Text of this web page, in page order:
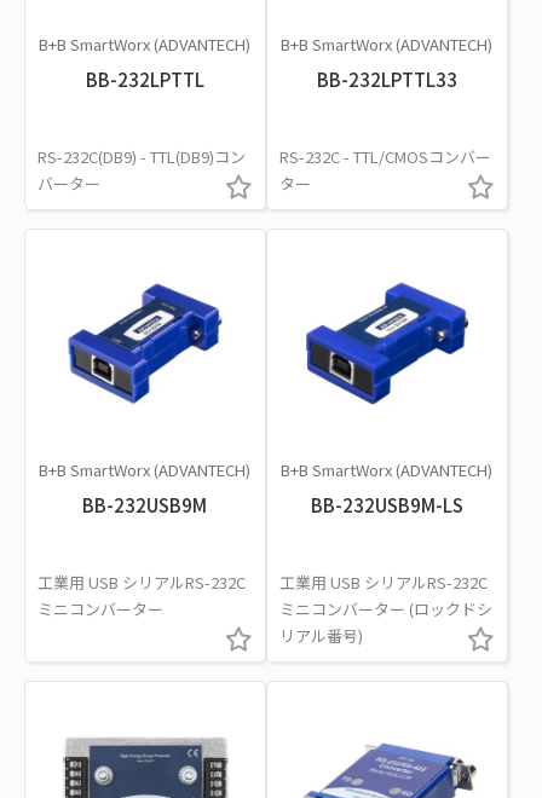
B+B SmartWorx (ADVANTECH)
BB-232LPTTL
RS-232C(DB9) - TTL(DB9)コン
バーター
B+B SmartWorx (ADVANTECH)
BB-232LPTTL33
RS-232C - TTL/CMOSコンバー
ター
B+B SmartWorx (ADVANTECH)
BB-232USB9M
工業用 USB シリアルRS-232C
ミニコンバーター
B+B SmartWorx (ADVANTECH)
BB-232USB9M-LS
工業用 USB シリアルRS-232C
ミニコンバーター (ロックドシ
リアル番号)